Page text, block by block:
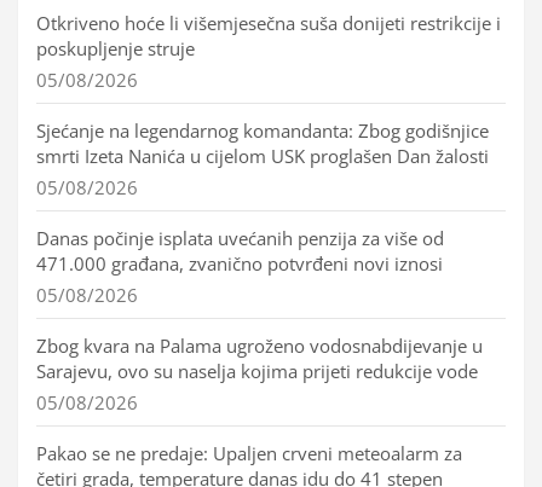
Otkriveno hoće li višemjesečna suša donijeti restrikcije i
poskupljenje struje
05/08/2026
Sjećanje na legendarnog komandanta: Zbog godišnjice
smrti Izeta Nanića u cijelom USK proglašen Dan žalosti
05/08/2026
Danas počinje isplata uvećanih penzija za više od
471.000 građana, zvanično potvrđeni novi iznosi
05/08/2026
Zbog kvara na Palama ugroženo vodosnabdijevanje u
Sarajevu, ovo su naselja kojima prijeti redukcije vode
05/08/2026
Pakao se ne predaje: Upaljen crveni meteoalarm za
četiri grada, temperature danas idu do 41 stepen